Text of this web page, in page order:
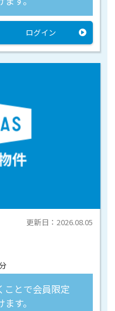
ログイン
更新日：2026.08.05
ことで会員限定
す。